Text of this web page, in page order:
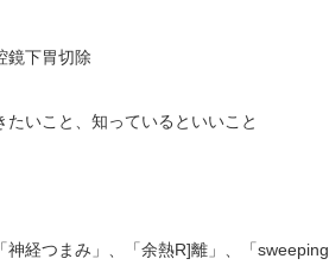
鏡下胃切除
いこと、知っているといいこと
経つまみ」、「余熱R]離」、「sweeping